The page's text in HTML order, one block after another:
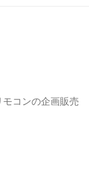
コンの企画販売